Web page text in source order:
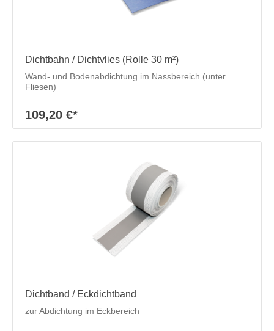
Dichtbahn / Dichtvlies (Rolle 30 m²)
Wand- und Bodenabdichtung im Nassbereich (unter
Fliesen)
109,20 €*
Dichtband / Eckdichtband
zur Abdichtung im Eckbereich